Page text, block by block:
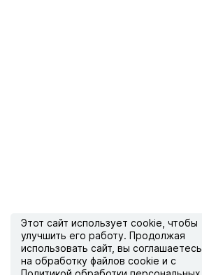
Этот сайт использует cookie , чтобы
улучшить его работу. Продолжая
использовать сайт, вы соглашаетесь
на обработку файлов cookie и с